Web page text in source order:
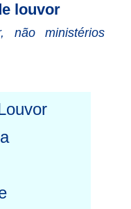
louvor
não ministérios